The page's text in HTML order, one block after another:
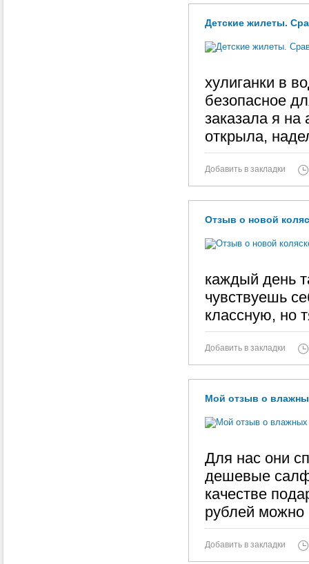
Детские жилеты.
хулиганки в
безопасное
заказала я на
открыла,
Добавить в закладки
Отзыв о новой
каждый день
чувствуешь
классную, но
Добавить в закладки
Мой отзыв о
Для нас они
дешевые
качестве
рублей можно
Добавить в закладки